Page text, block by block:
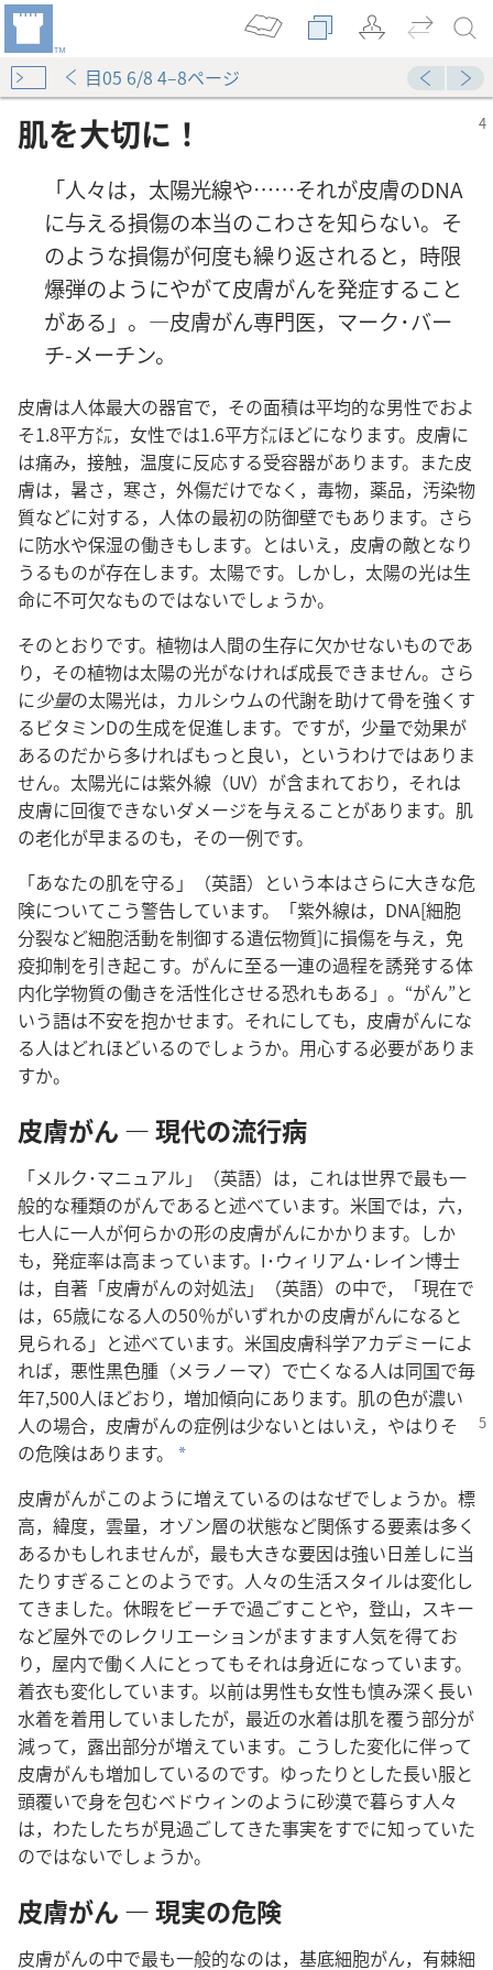
目05 6/8 4–8ページ
肌を大切に！
「人々は，太陽光線や……それが皮膚のDNA
に与える損傷の本当のこわさを知らない。そ
のような損傷が何度も繰り返されると，時限
爆弾のようにやがて皮膚がんを発症すること
がある」。―皮膚がん専門医，マーク･バー
チ-メーチン。
皮膚は人体最大の器官で，その面積は平均的な男性でおよ
そ1.8平方㍍，女性では1.6平方㍍ほどになります。皮膚に
は痛み，接触，温度に反応する受容器があります。また皮
膚は，暑さ，寒さ，外傷だけでなく，毒物，薬品，汚染物
質などに対する，人体の最初の防御壁でもあります。さら
に防水や保湿の働きもします。とはいえ，皮膚の敵となり
うるものが存在します。太陽です。しかし，太陽の光は生
命に不可欠なものではないでしょうか。
そのとおりです。植物は人間の生存に欠かせないものであ
り，その植物は太陽の光がなければ成長できません。さら
に少量の太陽光は，カルシウムの代謝を助けて骨を強くす
るビタミンDの生成を促進します。ですが，少量で効果が
あるのだから多ければもっと良い，というわけではありま
せん。太陽光には紫外線（UV）が含まれており，それは
皮膚に回復できないダメージを与えることがあります。肌
の老化が早まるのも，その一例です。
「あなたの肌を守る」（英語）という本はさらに大きな危
険についてこう警告しています。「紫外線は，DNA[細胞
分裂など細胞活動を制御する遺伝物質]に損傷を与え，免
疫抑制を引き起こす。がんに至る一連の過程を誘発する体
内化学物質の働きを活性化させる恐れもある」。“がん”と
いう語は不安を抱かせます。それにしても，皮膚がんにな
る人はどれほどいるのでしょうか。用心する必要がありま
すか。
皮膚がん ― 現代の流行病
「メルク･マニュアル」（英語）は，これは世界で最も一
般的な種類のがんであると述べています。米国では，六，
七人に一人が何らかの形の皮膚がんにかかります。しか
も，発症率は高まっています。I･ウィリアム･レイン博士
は，自著「皮膚がんの対処法」（英語）の中で，「現在で
は，65歳になる人の50％がいずれかの皮膚がんになると
見られる」と述べています。米国皮膚科学アカデミーによ
れば，悪性黒色腫（メラノーマ）で亡くなる人は同国で毎
年7,500人ほどおり，増加傾向にあります。肌の色が濃い
人の場合，皮膚がんの症例は少ないとはいえ，やはりそ
の危険はあります。
a
皮膚がんがこのように増えているのはなぜでしょうか。標
高，緯度，雲量，オゾン層の状態など関係する要素は多く
あるかもしれませんが，最も大きな要因は強い日差しに当
たりすぎることのようです。人々の生活スタイルは変化し
てきました。休暇をビーチで過ごすことや，登山，スキー
など屋外でのレクリエーションがますます人気を得てお
り，屋内で働く人にとってもそれは身近になっています。
着衣も変化しています。以前は男性も女性も慎み深く長い
水着を着用していましたが，最近の水着は肌を覆う部分が
減って，露出部分が増えています。こうした変化に伴って
皮膚がんも増加しているのです。ゆったりとした長い服と
頭覆いで身を包むベドウィンのように砂漠で暮らす人々
は，わたしたちが見過ごしてきた事実をすでに知っていた
のではないでしょうか。
皮膚がん ― 現実の危険
皮膚がんの中で最も一般的なのは，基底細胞がん，有棘細